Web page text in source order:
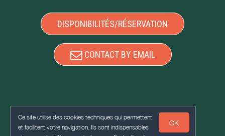
Ce site utilise des cookies techniques qui permettent
et facilitent votre navigation. Ils sont indispensables
OK
DISPONIBILITÉS/RÉSERVATION
CONTACT BY EMAIL